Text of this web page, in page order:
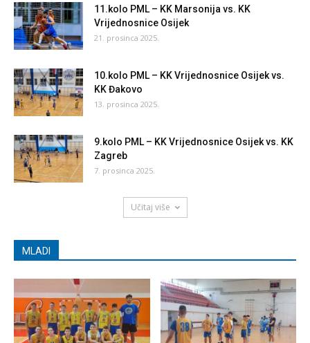
11.kolo PML – KK Marsonija vs. KK
Vrijednosnice Osijek
21. prosinca 2025.
10.kolo PML – KK Vrijednosnice Osijek vs.
KK Đakovo
13. prosinca 2025.
9.kolo PML – KK Vrijednosnice Osijek vs. KK
Zagreb
7. prosinca 2025.
Učitaj više
MLADI